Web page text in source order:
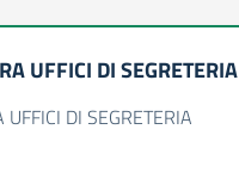
UFFICI DI SEGRETERIA
DI SEGRETERIA